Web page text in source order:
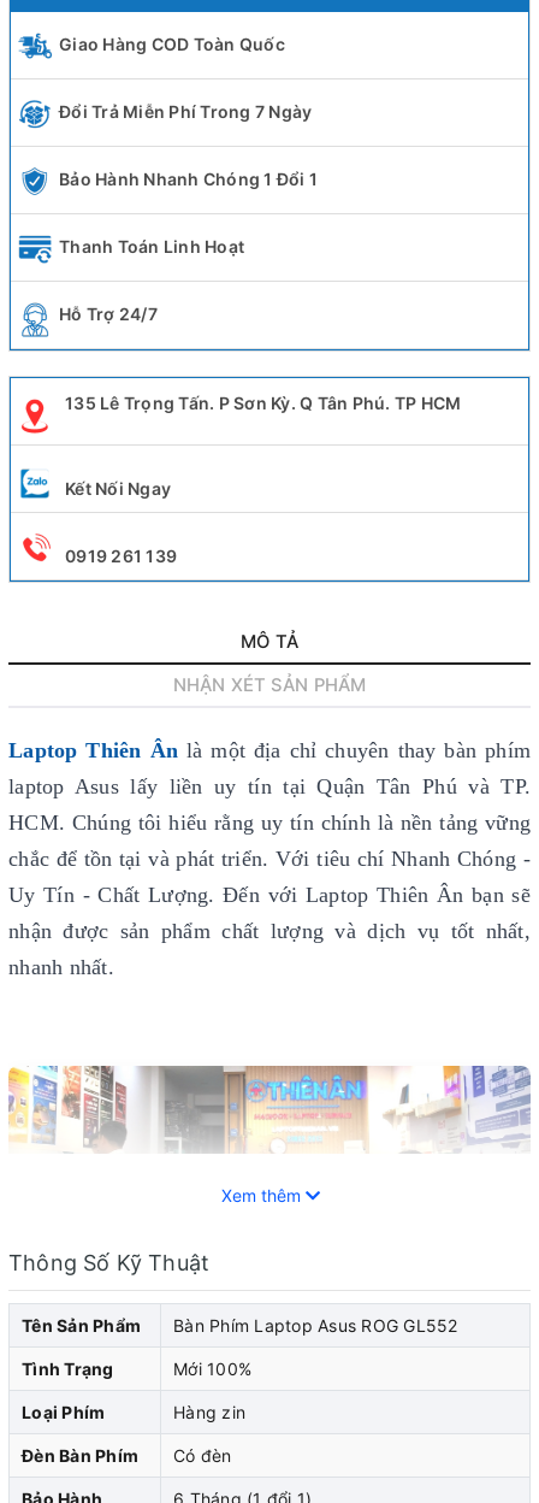
Giao Hàng COD Toàn Quốc
Đổi Trả Miễn Phí Trong 7 Ngày
Bảo Hành Nhanh Chóng 1 Đổi 1
Thanh Toán Linh Hoạt
Hỗ Trợ 24/7
135 Lê Trọng Tấn. P Sơn Kỳ. Q Tân Phú. TP HCM
Kết Nối Ngay
0919 261 139
MÔ TẢ
NHẬN XÉT SẢN PHẨM
Laptop Thiên Ân là một địa chỉ chuyên thay bàn phím
laptop Asus lấy liền uy tín tại Quận Tân Phú và TP.
HCM. Chúng tôi hiểu rằng uy tín chính là nền tảng vững
chắc để tồn tại và phát triển. Với tiêu chí Nhanh Chóng -
Uy Tín - Chất Lượng. Đến với Laptop Thiên Ân bạn sẽ
nhận được sản phẩm chất lượng và dịch vụ tốt nhất,
nhanh nhất.
Bàn phím laptop Asus là một phần quan trọng được trang
bị trên máy tính xách tay laptop Asus. Sau một thời gian
Xem thêm
Thông Số Kỹ Thuật
Tên Sản Phẩm Bàn Phím Laptop Asus ROG GL552
Tình Trạng Mới 100%
Loại Phím Hàng zin
Đèn Bàn Phím Có đèn
Bảo Hành 6 Tháng (1 đổi 1)